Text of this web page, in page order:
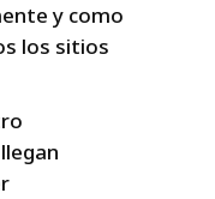
y como
los sitios